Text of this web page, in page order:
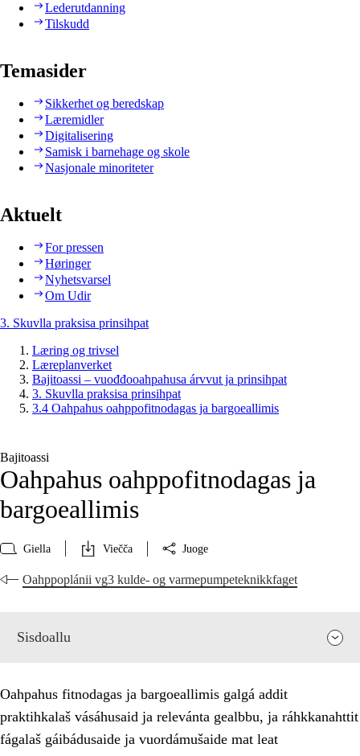
Lederutdanning
Tilskudd
Temasider
Sikkerhet og beredskap
Læremidler
Digitalisering
Samisk i barnehage og skole
Nasjonale minoriteter
Aktuelt
For pressen
Høringer
Nyhetsvarsel
Om Udir
3. Skuvlla praksisa prinsihpat
Læring og trivsel
Læreplanverket
Bajitoassi – vuođđooahpahusa árvvut ja prinsihpat
3. Skuvlla praksisa prinsihpat
3.4 Oahpahus oahppofitnodagas ja bargoeallimis
Bajitoassi
Oahpahus oahppofitnodagas ja
bargoeallimis
Giella Viečča Juoge
Oahppoplánii vg3 kulde- og varmepumpeteknikkfaget
Sisdoallu
Oahpahus fitnodagas ja bargoeallimis galgá addit
praktihkalaš vásáhusaid ja relevánta gealbbu, ja ráhkkanahttit
fágalaš gáibádusaide ja vuordámušaide mat leat